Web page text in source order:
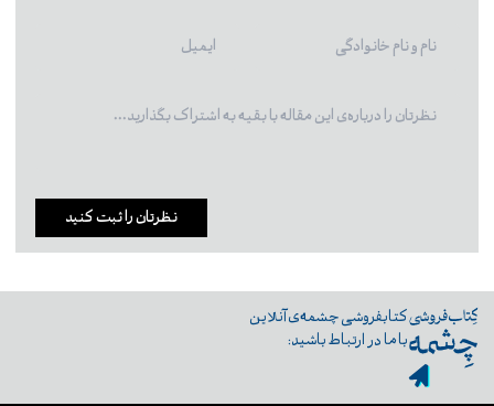
نظرتان را ثبت کنید
کتابفروشی چشمه‌ی آنلاین
با ما در ارتباط باشید: